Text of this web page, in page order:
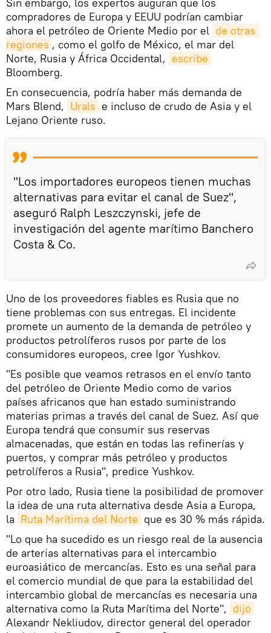
compradores de Europa y EEUU podrían cambiar
ahora el petróleo de Oriente Medio por el de otras
regiones , como el golfo de México, el mar del
Norte, Rusia y África Occidental, escribe
Bloomberg.
En consecuencia, podría haber más demanda de
Mars Blend, Urals e incluso de crudo de Asia y el
Lejano Oriente ruso.
"Los importadores europeos tienen muchas
alternativas para evitar el canal de Suez",
aseguró Ralph Leszczynski, jefe de
investigación del agente marítimo Banchero
Costa & Co.
Uno de los proveedores fiables es Rusia que no
tiene problemas con sus entregas. El incidente
promete un aumento de la demanda de petróleo y
productos petrolíferos rusos por parte de los
consumidores europeos, cree Igor Yushkov.
"Es posible que veamos retrasos en el envío tanto
del petróleo de Oriente Medio como de varios
países africanos que han estado suministrando
materias primas a través del canal de Suez. Así que
Europa tendrá que consumir sus reservas
almacenadas, que están en todas las refinerías y
puertos, y comprar más petróleo y productos
petrolíferos a Rusia", predice Yushkov.
Por otro lado, Rusia tiene la posibilidad de promover
la idea de una ruta alternativa desde Asia a Europa,
la Ruta Marítima del Norte que es 30 % más rápida.
"Lo que ha sucedido es un riesgo real de la ausencia
de arterias alternativas para el intercambio
euroasiático de mercancías. Esto es una señal para
el comercio mundial de que para la estabilidad del
intercambio global de mercancías es necesaria una
alternativa como la Ruta Marítima del Norte", dijo
Alexandr Nekliudov, director general del operador